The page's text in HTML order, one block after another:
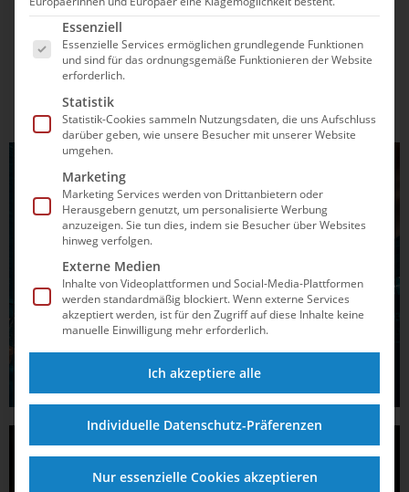
Talente, überraschende Doppelsiege und welche Vereine
besonders glänzten.
Es folgt eine Liste der Service-Gruppen, für die
Essenziell
Essenzielle Services ermöglichen grundlegende Funktionen
und sind für das ordnungsgemäße Funktionieren der Website
erforderlich.
Statistik
Statistik-Cookies sammeln Nutzungsdaten, die uns Aufschluss
darüber geben, wie unsere Besucher mit unserer Website
umgehen.
Marketing
Marketing Services werden von Drittanbietern oder
Herausgebern genutzt, um personalisierte Werbung
anzuzeigen. Sie tun dies, indem sie Besucher über Websites
hinweg verfolgen.
Externe Medien
Inhalte von Videoplattformen und Social-Media-Plattformen
werden standardmäßig blockiert. Wenn externe Services
akzeptiert werden, ist für den Zugriff auf diese Inhalte keine
manuelle Einwilligung mehr erforderlich.
Ich akzeptiere alle
Individuelle Datenschutz-Präferenzen
Nur essenzielle Cookies akzeptieren